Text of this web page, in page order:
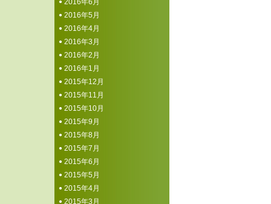
2016年6月
2016年5月
2016年4月
2016年3月
2016年2月
2016年1月
2015年12月
2015年11月
2015年10月
2015年9月
2015年8月
2015年7月
2015年6月
2015年5月
2015年4月
2015年3月